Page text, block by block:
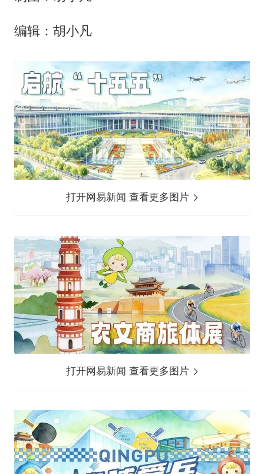
编辑：胡小凡
打开网易新闻 查看更多图片
打开网易新闻 查看更多图片